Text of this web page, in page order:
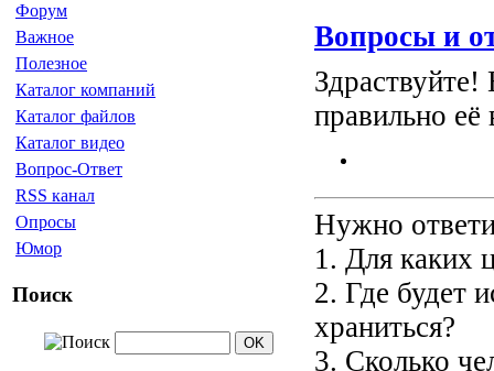
Форум
Важное
Полезное
Каталог компаний
Каталог файлов
Каталог видео
Вопрос-Ответ
RSS канал
Опросы
Юмор
Поиск
Вопросы и
правильно её
Нужно
1. Для каких
2. Где будет
храниться?
3. Сколько